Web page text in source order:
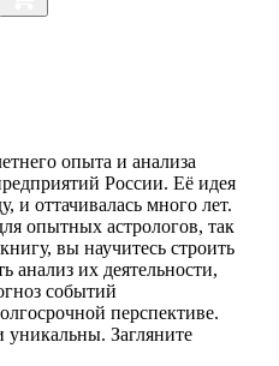
опыта и анализа
России. Её идея
и оттачивалась много лет.
опытных астрологов, так
вы научитесь строить
анализ их деятельности,
событий
перспективе.
уникальны. Загляните